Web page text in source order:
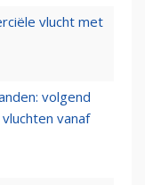
vlucht met
volgend
vanaf